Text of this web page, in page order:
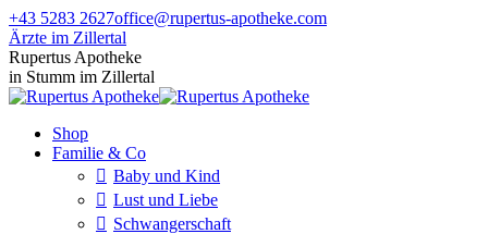
Zum
Inhalt
springen
+43 5283 2627office@rupertus-apotheke.com
Ärzte im Zillertal
Facebook
page
opens
new
window
Instagram
page
opens
new
window
Rupertus Apotheke
in Stumm im Zillertal
Shop
Familie & Co
Baby und Kind
Lust und Liebe
Schwangerschaft